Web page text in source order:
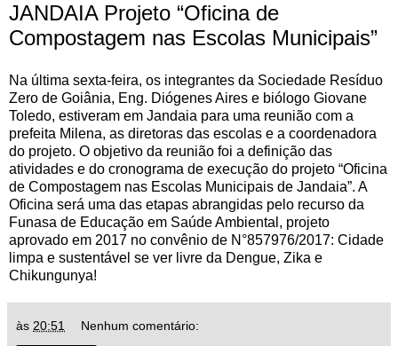
JANDAIA Projeto “Oficina de
Compostagem nas Escolas Municipais”
Na última sexta-feira, os integrantes da Sociedade Resíduo
Zero de Goiânia, Eng. Diógenes Aires e biólogo Giovane
Toledo, estiveram em Jandaia para uma reunião com a
prefeita Milena, as diretoras das escolas e a coordenadora
do projeto. O objetivo da reunião foi a definição das
atividades e do cronograma de execução do projeto “Oficina
de Compostagem nas Escolas Municipais de Jandaia”. A
Oficina será uma das etapas abrangidas pelo recurso da
Funasa de Educação em Saúde Ambiental, projeto
aprovado em 2017 no convênio de N°857976/2017: Cidade
limpa e sustentável se ver livre da Dengue, Zika e
Chikungunya!
às 20:51 Nenhum comentário: